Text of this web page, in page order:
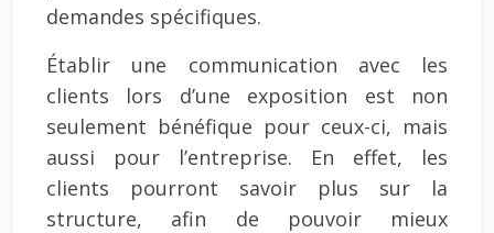
demandes spécifiques.
Établir une communication avec les
clients lors d’une exposition est non
seulement bénéfique pour ceux-ci, mais
aussi pour l’entreprise. En effet, les
clients pourront savoir plus sur la
structure, afin de pouvoir mieux